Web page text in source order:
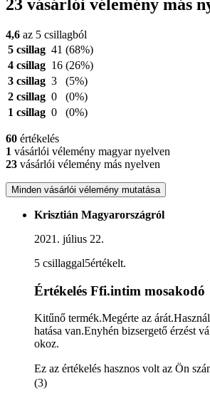
23 vásárlói vélemény más
4,6 az 5 csillagból
5 csillag 41 (68%)
4 csillag 16 (26%)
3 csillag 3
(5%)
2 csillag 0
(0%)
1 csillag 0 (0%)
60 értékelés
1 vásárlói vélemény magyar nyelven
23 vásárlói vélemény más nyelven
Minden vásárlói vélemény mutatása
Krisztián Magyarországról
2021. július 22.
5 csillaggal5értékelt.
Értékelés Ffi.intim mosakodó
Kitűnő termék.Megérte az
hatása van.Enyhén bizsergető érzést
okoz.
Ez az értékelés hasznos volt az Ön
(3)